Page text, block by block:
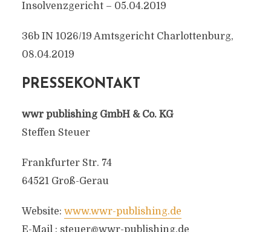
Insolvenzgericht – 05.04.2019
36b IN 1026/19 Amtsgericht Charlottenburg,
08.04.2019
PRESSEKONTAKT
wwr publishing GmbH & Co. KG
Steffen Steuer
Frankfurter Str. 74
64521 Groß-Gerau
Website: www.wwr-publishing.de
E-Mail : steuer@wwr-publishing.de